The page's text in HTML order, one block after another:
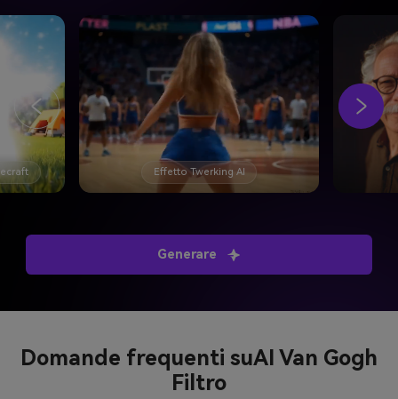
Effetto Twerking AI
Generare
Domande frequenti suAI Van Gogh
Filtro